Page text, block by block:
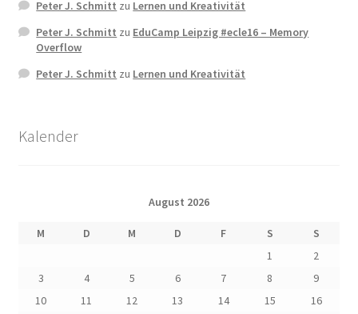
Peter J. Schmitt zu Lernen und Kreativität
Peter J. Schmitt zu EduCamp Leipzig #ecle16 – Memory
Overflow
Peter J. Schmitt zu Lernen und Kreativität
Kalender
August 2026
M D M D F S
S
1
2
3
4 5 6 7 8
9
10
11 12 13 14 15
16